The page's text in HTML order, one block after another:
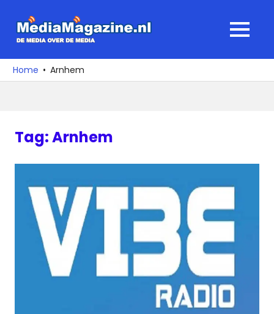
naar
media
over
MENU
Home Arnhem
Tag:Arnhem